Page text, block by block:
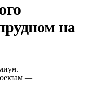
на
—